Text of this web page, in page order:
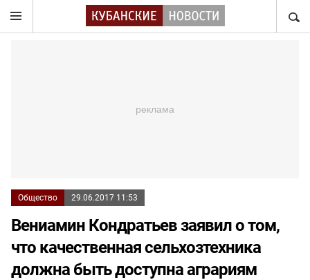
Общество 29.06.2017 11:53
Вениамин Кондратьев заявил о том,
что качественная сельхозтехника
должна быть доступна аграриям